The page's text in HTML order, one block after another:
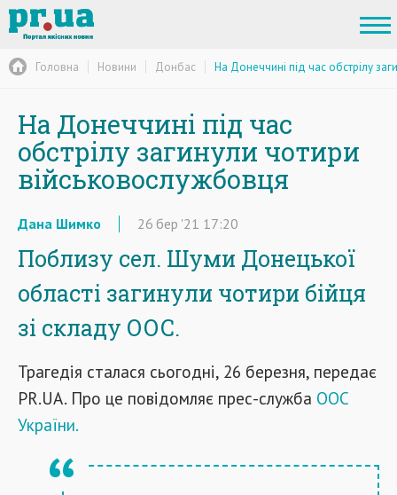
Головна Новини Донбас На Донеччині під час обстрілу
На Донеччині під час
обстрілу загинули чотири
військовослужбовця
Дана Шимко 26 бер '21 17:20
Поблизу сел. Шуми Донецької
області загинули чотири бійця
зі складу ООС.
Трагедія сталася сьогодні, 26 березня, передає
PR.UA. Про це повідомляє прес-служба ООС
України.